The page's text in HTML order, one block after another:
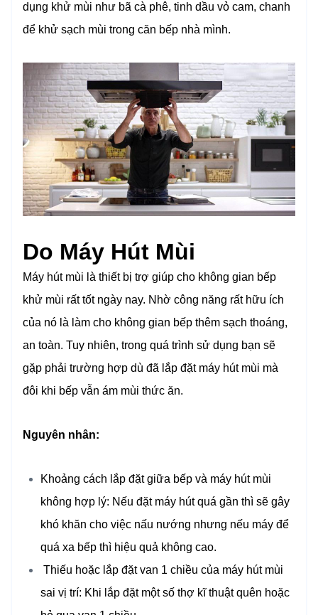
dụng khử mùi như bã cà phê, tinh dầu vỏ cam, chanh
để khử sạch mùi trong căn bếp nhà mình.
Do Máy Hút Mùi
Máy hút mùi là thiết bị trợ giúp cho không gian bếp
khử mùi rất tốt ngày nay. Nhờ công năng rất hữu ích
của nó là làm cho không gian bếp thêm sạch thoáng,
an toàn. Tuy nhiên, trong quá trình sử dụng bạn sẽ
gặp phải trường hợp dù đã lắp đặt máy hút mùi mà
đôi khi bếp vẫn ám mùi thức ăn.
Nguyên nhân:
Khoảng cách lắp đặt giữa bếp và máy hút mùi
không hợp lý: Nếu đặt máy hút quá gần thì sẽ gây
khó khăn cho việc nấu nướng nhưng nếu máy để
quá xa bếp thì hiệu quả không cao.
Thiếu hoặc lắp đặt van 1 chiều của máy hút mùi
sai vị trí: Khi lắp đặt một số thợ kĩ thuật quên hoặc